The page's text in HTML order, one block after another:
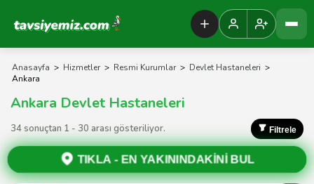
Tavsiyemiz Anasayfa
Anasayfa > Hizmetler > Resmi Kurumlar > Devlet Hastaneleri >
Ankara
Ankara Devlet Hastaneleri
34 sonuçtan 1 - 30 arası gösteriliyor. Filtrele
TIKLA - EN YAKININDAKİNİ BUL